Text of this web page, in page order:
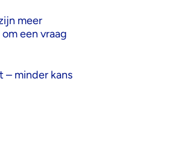
meer
een vraag
– minder kans